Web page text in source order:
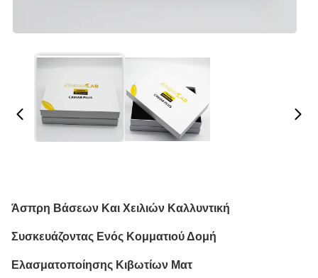
Άσπρη Βάσεων Και Χειλιών Καλλυντική
Συσκευάζοντας Ενός Κομματιού Δομή
Ελασματοποίησης Κιβωτίων Ματ